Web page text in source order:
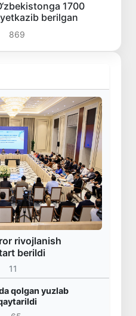
1700
berilgan
869
rivojlanish
berildi
11
qolgan yuzlab